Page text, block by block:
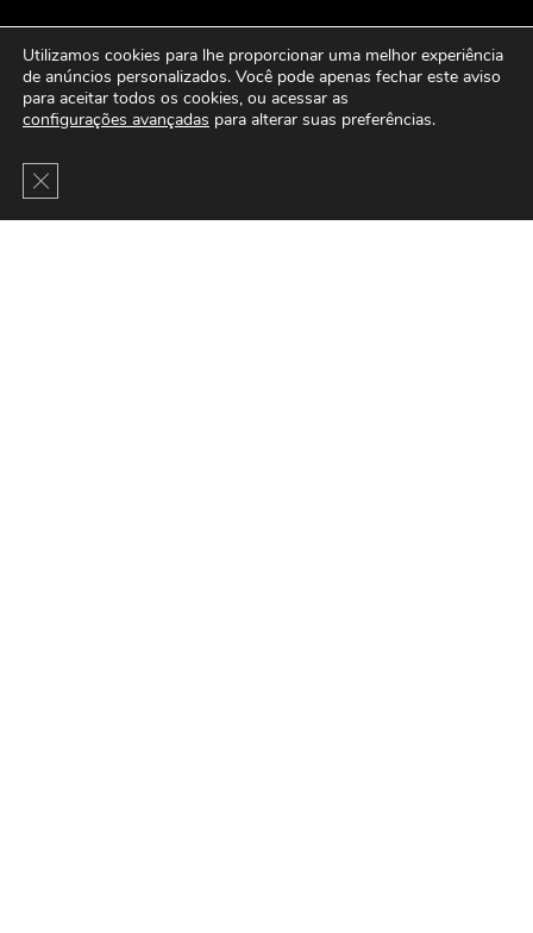
Utilizamos cookies para lhe proporcionar uma melhor experiência
de anúncios personalizados. Você pode apenas fechar este aviso
para aceitar todos os cookies, ou acessar as
configurações avançadas para alterar suas preferências.
Close GDPR Cookie Banner